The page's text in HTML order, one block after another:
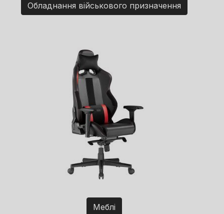
Обладнання військового призначення
Меблі